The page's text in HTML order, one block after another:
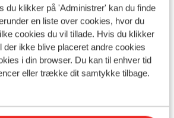
du klikker på 'Administrer' kan du finde
en liste over cookies, hvor du
cookies du vil tillade. Hvis du klikker
der ikke blive placeret andre cookies
i din browser. Du kan til enhver tid
eller trække dit samtykke tilbage.
ca. 2 kilometer
ca. 12 kilometer
ca. 400 meter
butikker ca. 100 meter
kiosk ca. 100 meter
ca. 100 meter